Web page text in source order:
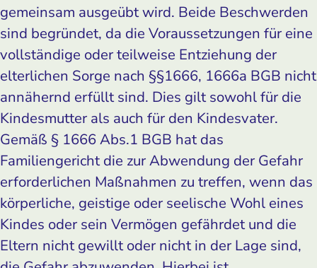
gemeinsam ausgeübt wird. Beide Beschwerden
sind begründet, da die Voraussetzungen für eine
vollständige oder teilweise Entziehung der
elterlichen Sorge nach §§1666, 1666a BGB nicht
annähernd erfüllt sind. Dies gilt sowohl für die
Kindesmutter als auch für den Kindesvater.
Gemäß § 1666 Abs.1 BGB hat das
Familiengericht die zur Abwendung der Gefahr
erforderlichen Maßnahmen zu treffen, wenn das
körperliche, geistige oder seelische Wohl eines
Kindes oder sein Vermögen gefährdet und die
Eltern nicht gewillt oder nicht in der Lage sind,